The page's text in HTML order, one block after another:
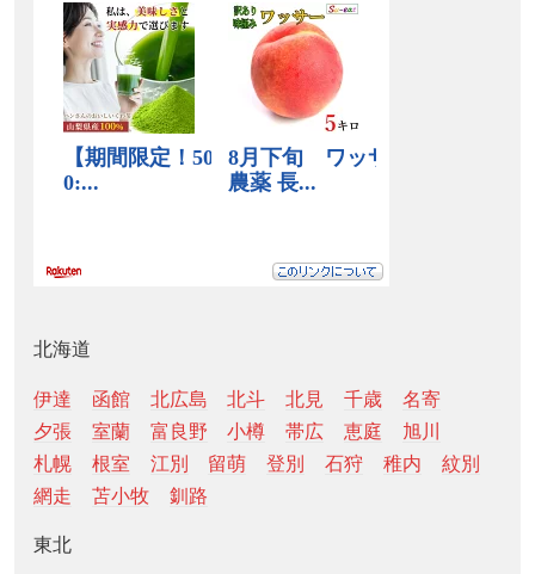
北海道
伊達 函館 北広島 北斗 北見 千歳
名寄
夕張
室蘭 富良野 小樽 帯広 恵庭
旭川
札幌
根室 江別 留萌 登別 石狩 稚内
紋別
網走
苫小牧 釧路
東北